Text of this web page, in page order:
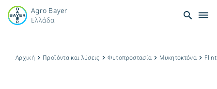
Agro Bayer
Ελλάδα
search dehaze
Αρχική keyboard_arrow_right Προϊόντα και λύσεις keyboard_arrow_right Φυτοπροστασία keyboard_arrow_right Μυκητοκτόνα keyboard_arrow_right Flint